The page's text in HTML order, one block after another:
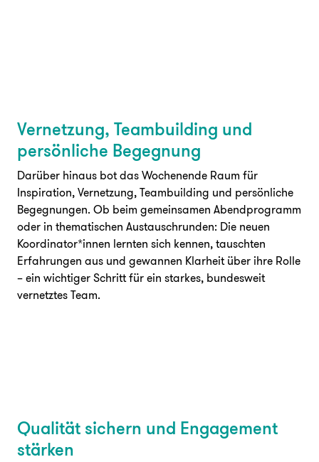
Vernetzung, Teambuilding und
persönliche Begegnung
Darüber hinaus bot das Wochenende Raum für
Inspiration, Vernetzung, Teambuilding und persönliche
Begegnungen. Ob beim gemeinsamen Abendprogramm
oder in thematischen Austauschrunden: Die neuen
Koordinator*innen lernten sich kennen, tauschten
Erfahrungen aus und gewannen Klarheit über ihre Rolle
– ein wichtiger Schritt für ein starkes, bundesweit
vernetztes Team.
Qualität sichern und Engagement
stärken